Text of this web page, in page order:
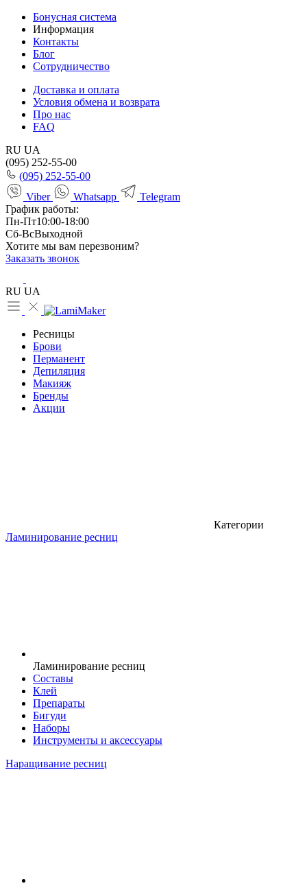
Бонусная система
Информация
Контакты
Блог
Сотрудничество
Доставка и оплата
Условия обмена и возврата
Про нас
FAQ
RU UA
(095) 252-55-00
(095) 252-55-00
Viber
Whatsapp
Telegram
График работы:
Пн-Пт10:00-18:00
Сб-ВсВыходной
Хотите мы вам перезвоним?
Заказать звонок
RU UA
Ресницы
Брови
Перманент
Депиляция
Макияж
Бренды
Акции
Категории
Ламинирование ресниц
Ламинирование ресниц
Составы
Клей
Препараты
Бигуди
Наборы
Инструменты и аксессуары
Наращивание ресниц